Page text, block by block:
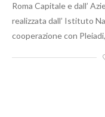
Roma Capitale e dall’
realizzata dall’ Istituto
cooperazione con